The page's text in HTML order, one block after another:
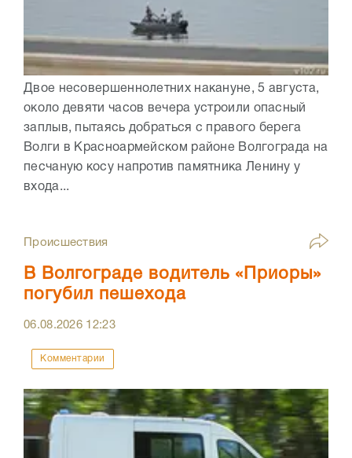
Двое несовершеннолетних накануне, 5 августа,
около девяти часов вечера устроили опасный
заплыв, пытаясь добраться с правого берега
Волги в Красноармейском районе Волгограда на
песчаную косу напротив памятника Ленину у
входа...
Происшествия
В Волгограде водитель «Приоры»
погубил пешехода
06.08.2026 12:23
Комментарии